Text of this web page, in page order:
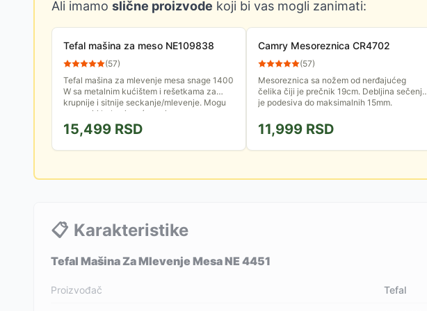
Ali imamo slične proizvode koji bi vas mogli zanimati:
Tefal mašina za meso NE109838
(57)
Tefal mašina za mlevenje mesa snage 1400
W sa metalnim kućištem i rešetkama za
krupnije i sitnije seckanje/mlevenje. Mogu
se praviti kobasice, ćevapi...
15,499 RSD
Camry Mesoreznica CR4702
(57)
Mesoreznica sa nožem od nerđajućeg
čelika čiji je prečnik 19cm. Debljina sečenja
je podesiva do maksimalnih 15mm.
11,999 RSD
📋 Karakteristike
Tefal Mašina Za Mlevenje Mesa NE 4451
Proizvođač Tefal